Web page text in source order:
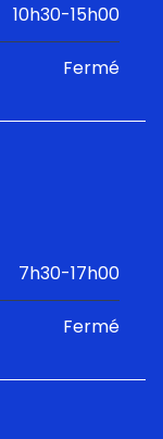
10h30-15h00
Fermé
7h30-17h00
Fermé